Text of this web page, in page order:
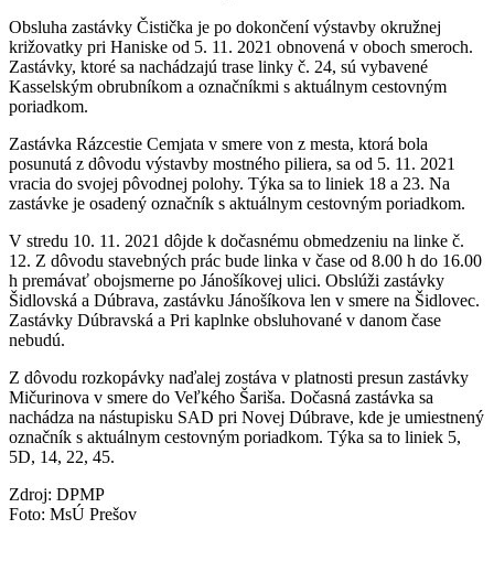
Obsluha zastávky Čistička je po dokončení výstavby okružnej
križovatky pri Haniske od 5. 11. 2021 obnovená v oboch smeroch.
Zastávky, ktoré sa nachádzajú trase linky č. 24, sú vybavené
Kasselským obrubníkom a označníkmi s aktuálnym cestovným
poriadkom.
Zastávka Rázcestie Cemjata v smere von z mesta, ktorá bola
posunutá z dôvodu výstavby mostného piliera, sa od 5. 11. 2021
vracia do svojej pôvodnej polohy. Týka sa to liniek 18 a 23. Na
zastávke je osadený označník s aktuálnym cestovným poriadkom.
V stredu 10. 11. 2021 dôjde k dočasnému obmedzeniu na linke č.
12. Z dôvodu stavebných prác bude linka v čase od 8.00 h do 16.00
h premávať obojsmerne po Jánošíkovej ulici. Obslúži zastávky
Šidlovská a Dúbrava, zastávku Jánošíkova len v smere na Šidlovec.
Zastávky Dúbravská a Pri kaplnke obsluhované v danom čase
nebudú.
Z dôvodu rozkopávky naďalej zostáva v platnosti presun zastávky
Mičurinova v smere do Veľkého Šariša. Dočasná zastávka sa
nachádza na nástupisku SAD pri Novej Dúbrave, kde je umiestnený
označník s aktuálnym cestovným poriadkom. Týka sa to liniek 5,
5D, 14, 22, 45.
Zdroj: DPMP
Foto: MsÚ Prešov